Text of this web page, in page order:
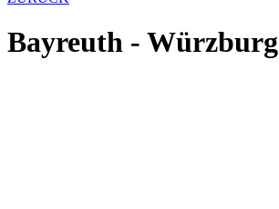
Bayreuth - Würzburg